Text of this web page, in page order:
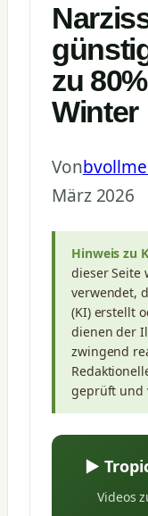
zu
Winter
Von
März 2026
Hinweis zu
dieser Seite
verwendet,
(KI) erstellt
dienen der
zwingend
geprüft und
▶
Videos